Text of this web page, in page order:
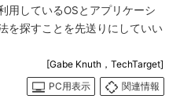
用しているOSとアプリケーシ
を探すことを先送りにしていい
[Gabe Knuth，TechTarget]
PC用表示
関連情報